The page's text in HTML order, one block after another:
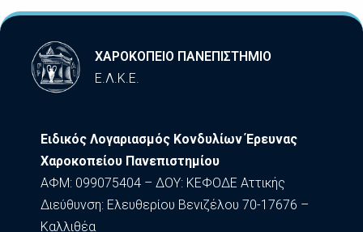
ΧΑΡΟΚΟΠΕΙΟ ΠΑΝΕΠΙΣΤΗΜΙΟ
Ε.Λ.Κ.Ε.
Ειδικός Λογαριασμός Κονδυλίων Έρευνας
Χαροκοπείου Πανεπιστημίου
ΑΦΜ: 099075404 – ΔΟΥ: ΚΕΦΟΔΕ Αττικής
Διεύθυνση: Ελευθερίου Βενιζέλου 70-17676 –
Καλλιθέα